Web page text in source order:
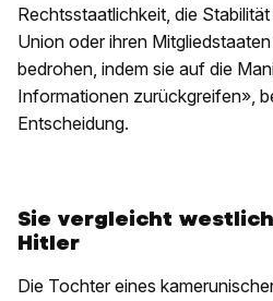
Rechtsstaatlichkeit, die
Union oder ihren
bedrohen, indem sie auf die
Informationen zurückgreifen»,
Entscheidung.
Sie vergleicht
Hitler
Die Tochter eines